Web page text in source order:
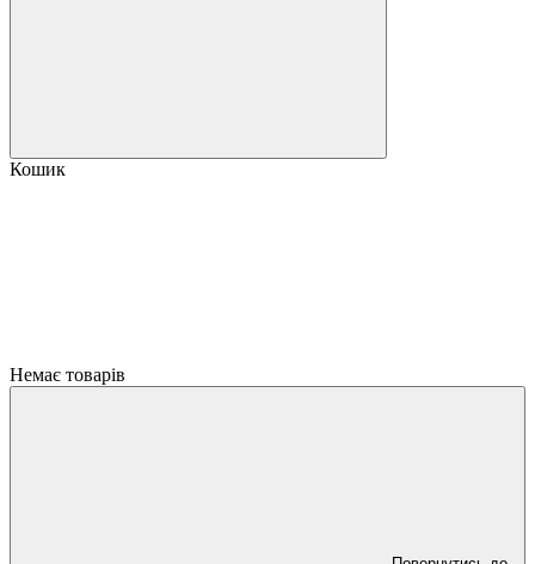
Кошик
Немає товарів